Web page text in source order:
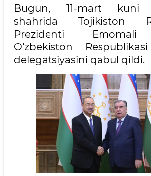
Bugun, 11-mart kuni
shahrida Tojikiston
Prezidenti Emomali
O‘zbekiston
delegatsiyasini qabul qildi.